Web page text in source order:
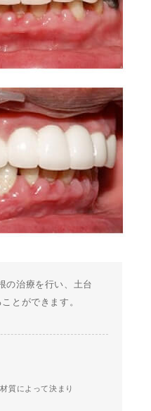
の治療を行い、土台
とができます。
質によって決まり